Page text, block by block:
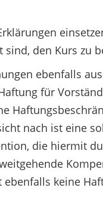
den Kurs zu
ebenfalls
für
nach ist eine
die hiermit
keine